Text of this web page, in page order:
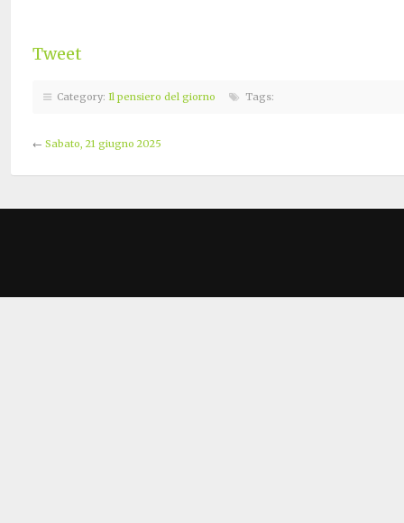
Tweet
Category: Il pensiero del giorno Tags:
← Sabato, 21 giugno 2025